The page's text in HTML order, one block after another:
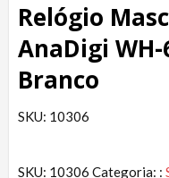
Relógio
AnaDigi
Branco
SKU: 10306
SKU: 10306 Categoria: :